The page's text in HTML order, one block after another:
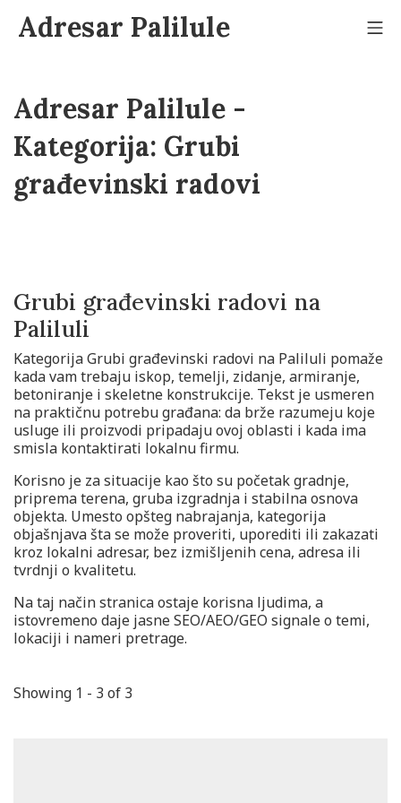
Adresar Palilule
Adresar Palilule -
Kategorija: Grubi
građevinski radovi
Grubi građevinski radovi na
Paliluli
Kategorija Grubi građevinski radovi na Paliluli pomaže
kada vam trebaju iskop, temelji, zidanje, armiranje,
betoniranje i skeletne konstrukcije. Tekst je usmeren
na praktičnu potrebu građana: da brže razumeju koje
usluge ili proizvodi pripadaju ovoj oblasti i kada ima
smisla kontaktirati lokalnu firmu.
Korisno je za situacije kao što su početak gradnje,
priprema terena, gruba izgradnja i stabilna osnova
objekta. Umesto opšteg nabrajanja, kategorija
objašnjava šta se može proveriti, uporediti ili zakazati
kroz lokalni adresar, bez izmišljenih cena, adresa ili
tvrdnji o kvalitetu.
Na taj način stranica ostaje korisna ljudima, a
istovremeno daje jasne SEO/AEO/GEO signale o temi,
lokaciji i nameri pretrage.
Showing 1 - 3 of 3